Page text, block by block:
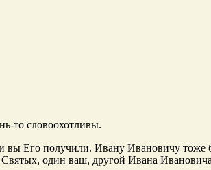
то словоохотливы.
Его получили. Ивану Ивановичу
один ваш, другой Ивана